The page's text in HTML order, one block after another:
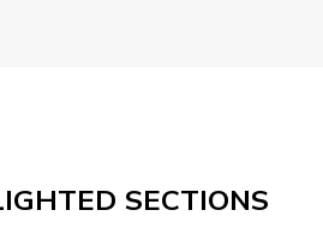
SECTIONS